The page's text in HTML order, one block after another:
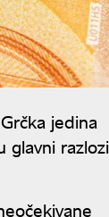
jedina
glavni razlozi